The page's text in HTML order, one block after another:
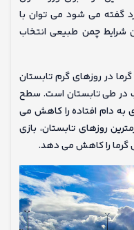
گفته می شود می توان با
شرایط چمن طبیعی انتخاب
در روزهای گرم تابستان
در طی تابستان است. سطح
به دام افتاده را کاهش می
روزهای تابستان، بازی
را کاهش می دهد.